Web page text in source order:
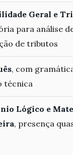
Geral e
para análise
de tributos
, com
técnica
Lógico e
, presença